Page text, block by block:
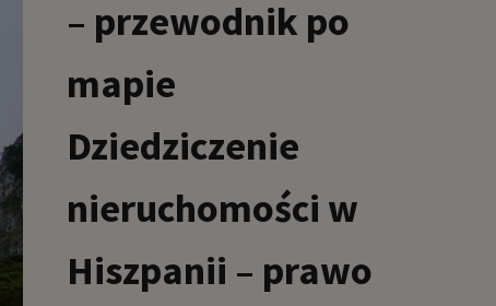
– przewodnik po
mapie
Dziedziczenie
nieruchomości w
Hiszpanii – prawo